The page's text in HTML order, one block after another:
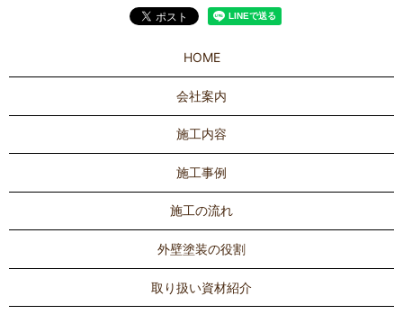
HOME
会社案内
施工内容
施工事例
施工の流れ
外壁塗装の役割
取り扱い資材紹介